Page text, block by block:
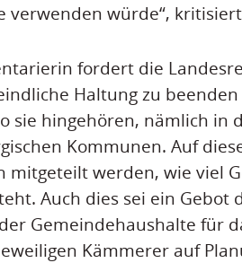
verwenden würde“,
fordert die
Haltung zu
sie hingehören, nämlich in
Kommunen. Auf
mitgeteilt werden, wie viel
Auch dies sei ein
Gemeindehaushalte für
Kämmerer auf